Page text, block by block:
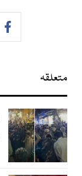
متعلقہ